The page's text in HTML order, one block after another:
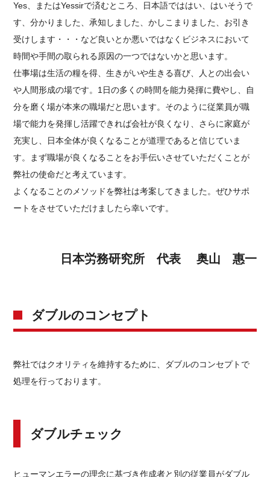
Yes、またはYessirで済むところ、日本語でははい、はいそうで
す、分かりました、承知しました、かしこまりました、お引き
受けします・・・など良いとか悪いではなくビジネスにおいて
時間や手間の取られる原因の一つではないかと思います。
仕事場は生活の糧を得、生きがいや生きる喜び、人との出会い
や人間形成の場です。1日の多くの時間を能力発揮に費やし、自
分を磨く場が本来の職場だと思います。そのように従業員が職
場で能力を発揮し活躍できれば会社が良くなり、さらに家庭が
充実し、日本全体が良くなることが道理であると信じていま
す。まず職場が良くなることをお手伝いさせていただくことが
弊社の使命だと考えています。
よくなることのメソッドを弊社は考案してきました。ぜひサポ
ートをさせていただけましたら幸いです。
日本労務研究所 代表 奥山 惠一
ダブルのコンセプト
弊社ではクオリティを維持するために、ダブルのコンセプトで
処理を行っております。
ダブルチェック
ヒューマンエラーの理念に基づき作成者と別の従業員がダブル